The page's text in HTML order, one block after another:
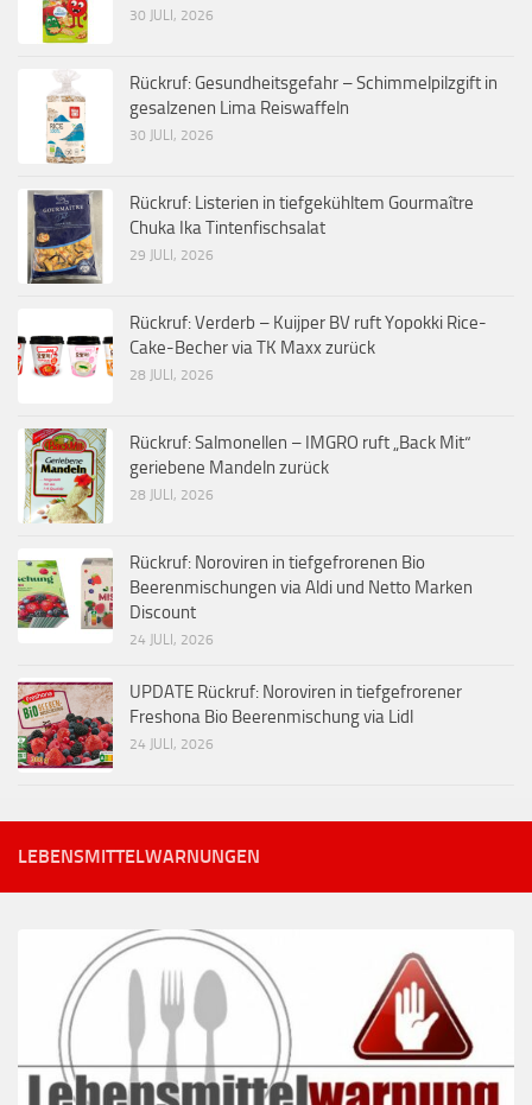
30 JULI, 2026
Rückruf: Gesundheitsgefahr – Schimmelpilzgift in
gesalzenen Lima Reiswaffeln
30 JULI, 2026
Rückruf: Listerien in tiefgekühltem Gourmaître
Chuka Ika Tintenfischsalat
29 JULI, 2026
Rückruf: Verderb – Kuijper BV ruft Yopokki Rice-
Cake-Becher via TK Maxx zurück
28 JULI, 2026
Rückruf: Salmonellen – IMGRO ruft „Back Mit“
geriebene Mandeln zurück
28 JULI, 2026
Rückruf: Noroviren in tiefgefrorenen Bio
Beerenmischungen via Aldi und Netto Marken
Discount
24 JULI, 2026
UPDATE Rückruf: Noroviren in tiefgefrorener
Freshona Bio Beerenmischung via Lidl
24 JULI, 2026
LEBENSMITTELWARNUNGEN